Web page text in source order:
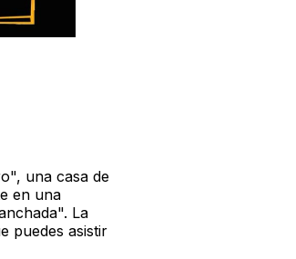
una casa de
en una
La
puedes asistir